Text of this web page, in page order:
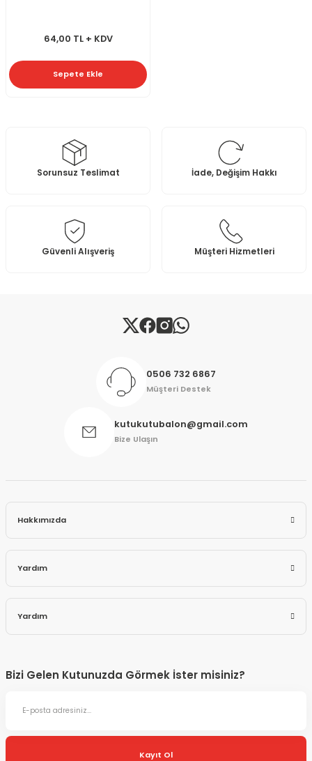
64,00 TL + KDV
Sepete Ekle
Sorunsuz Teslimat İade, Değişim Hakkı
Güvenli Alışveriş Müşteri Hizmetleri
0506 732 6867
Müşteri Destek
kutukutubalon@gmail.com
Bize Ulaşın
Hakkımızda
Yardım
Yardım
Bizi Gelen Kutunuzda Görmek İster misiniz?
Kayıt Ol